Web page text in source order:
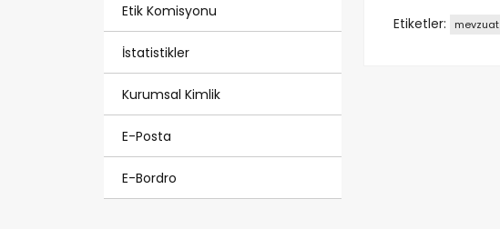
Etik Komisyonu
İstatistikler
Kurumsal Kimlik
E-Posta
E-Bordro
Etiketler: mevzuat